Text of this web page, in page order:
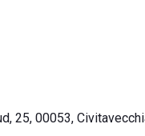
piùimportanti
25, 00053,